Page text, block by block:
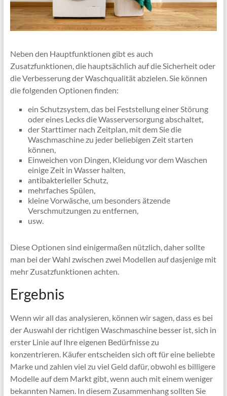
Neben den Hauptfunktionen gibt es auch
Zusatzfunktionen, die hauptsächlich auf die Sicherheit oder
die Verbesserung der Waschqualität abzielen. Sie können
die folgenden Optionen finden:
ein Schutzsystem, das bei Feststellung einer Störung
oder eines Lecks die Wasserversorgung abschaltet,
der Starttimer nach Zeitplan, mit dem Sie die
Waschmaschine zu jeder beliebigen Zeit starten
können,
Einweichen von Dingen, Kleidung vor dem Waschen
einige Zeit in Wasser halten,
antibakterieller Schutz,
mehrfaches Spülen,
kleine Vorwäsche, um besonders ätzende
Verschmutzungen zu entfernen,
usw.
Diese Optionen sind einigermaßen nützlich, daher sollte
man bei der Wahl zwischen zwei Modellen auf dasjenige mit
mehr Zusatzfunktionen achten.
Ergebnis
Wenn wir all das analysieren, können wir sagen, dass es bei
der Auswahl der richtigen Waschmaschine besser ist, sich in
erster Linie auf Ihre eigenen Bedürfnisse zu
konzentrieren. Käufer entscheiden sich oft für eine beliebte
Marke und zahlen viel zu viel Geld dafür, obwohl es billigere
Modelle auf dem Markt gibt, wenn auch mit einem weniger
bekannten Namen. In diesem Zusammenhang sollten Sie